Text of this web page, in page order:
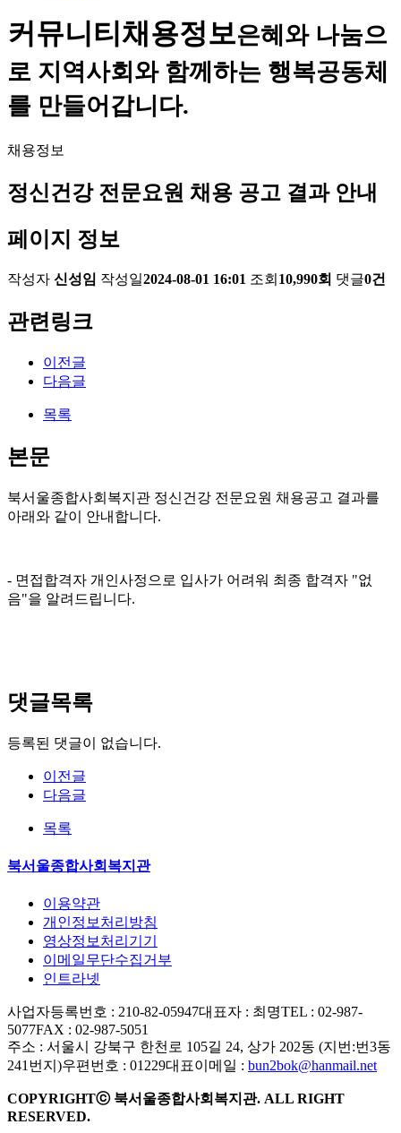
커뮤니티채용정보은혜와 나눔으
로 지역사회와 함께하는 행복공동체
를 만들어갑니다.
채용정보
정신건강 전문요원 채용 공고 결과 안내
페이지 정보
작성자 신성임 작성일2024-08-01 16:01 조회 10,990회 댓글0건
관련링크
이전글
다음글
목록
본문
북서울종합사회복지관 정신건강 전문요원 채용공고 결과를
아래와 같이 안내합니다.
- 면접합격자 개인사정으로 입사가 어려워 최종 합격자 "없
음"을 알려드립니다.
댓글목록
등록된 댓글이 없습니다.
이전글
다음글
목록
북서울종합사회복지관
이용약관
개인정보처리방침
영상정보처리기기
이메일무단수집거부
인트라넷
사업자등록번호 : 210-82-05947대표자 : 최명TEL : 02-987-
5077FAX : 02-987-5051
주소 : 서울시 강북구 한천로 105길 24, 상가 202동 (지번:번3동
241번지)우편번호 : 01229대표이메일 : bun2bok@hanmail.net
COPYRIGHTⓒ 북서울종합사회복지관. ALL RIGHT
RESERVED.